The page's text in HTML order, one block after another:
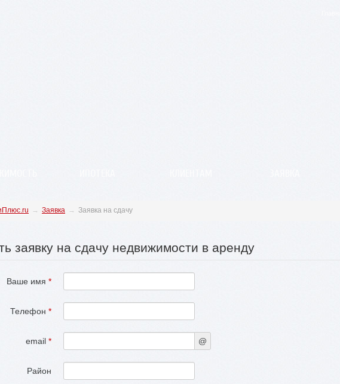
→ Заявка → Заявка на сдачу
заявку на сдачу недвижимости в аренду
Ваше имя *
Телефон *
email * @
Район